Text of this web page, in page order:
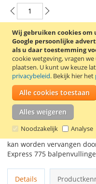
Wij gebruiken cookies
Google persoonlijke
als u daar toestemming
cookie wetgeving, vragen
plaatsen. U kunt uw keuze
privacybeleid. Bekijk hier het
Alle cookies toestaan
Alles weigeren
Noodzakelijk Analyse
In
VOEG TOE
TOEVOEGEN
Blauwe Schneider K 15
De K 15 balpen heeft een
kan worden vervangen
Express 775
Details